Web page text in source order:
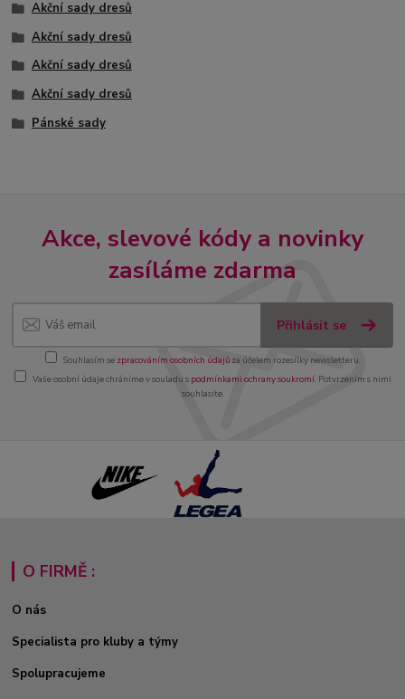
Akční sady dresů
Akční sady dresů
Akční sady dresů
Akční sady dresů
Pánské sady
Akce, slevové kódy a novinky
zasíláme zdarma
Přihlásit se
Souhlasím se zpracováním osobních údajůza účelem rozesílky newsletteru.
Vaše osobní údaje chráníme v souladu s podmínkami ochrany soukromí. Potvrzením s nimi
souhlasíte.
O FIRMĚ :
O nás
Specialista pro kluby a týmy
Spolupracujeme